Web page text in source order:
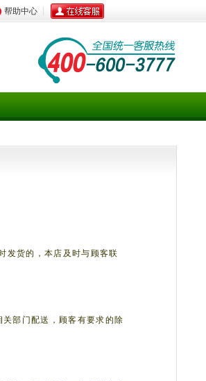
帮助中心
发货的，本店及时与顾客联
部门配送，顾客有要求的除